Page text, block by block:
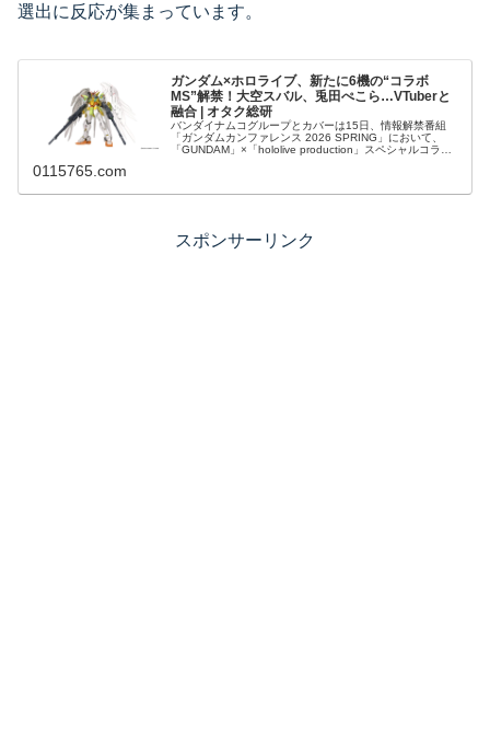
選出に反応が集まっています。
ガンダム×ホロライブ、新たに6機の“コラボ
MS”解禁！大空スバル、兎田ぺこら…VTuberと
融合 | オタク総研
バンダイナムコグループとカバーは15日、情報解禁番組
「ガンダムカンファレンス 2026 SPRING」において、
「GUNDAM」×「hololive production」スペシャルコラボ
0115765.com
スポンサーリンク